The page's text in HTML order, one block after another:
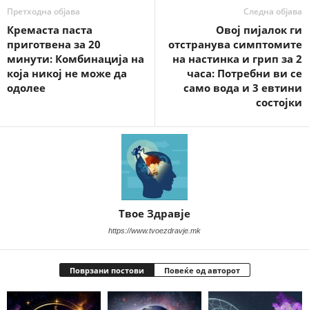
Претходна објава
Кремаста паста
приготвена за 20
минути: Комбинација на
која никој не може да
одолее
Следна објава
Овој пијалок ги
отстранува симптомите
на настинка и грип за 2
часа: Потребни ви се
само вода и 3 евтини
состојки
Твое Здравје
https://www.tvoezdravje.mk
Поврзани постови Повеќе од авторот